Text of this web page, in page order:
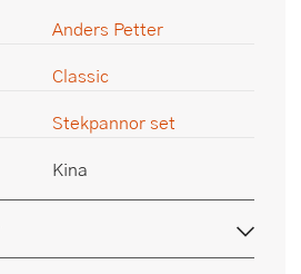
Anders Petter
Classic
Stekpannor set
Kina